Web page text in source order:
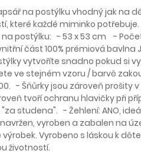
na postýlku vhodný jak na
které každé miminko
postýlku: - 53 x 53 cm -
část 100% prémiová bavlna
vytvoříte snadno pokud si
ve stejném vzoru / barvě
- Šňůrky jsou zároveň prošity
tvoří ochranu hlavičky při
studena". - Žehlení: ANO,
vyroben a zabalen na
Vyrobeno s láskou k
životností.